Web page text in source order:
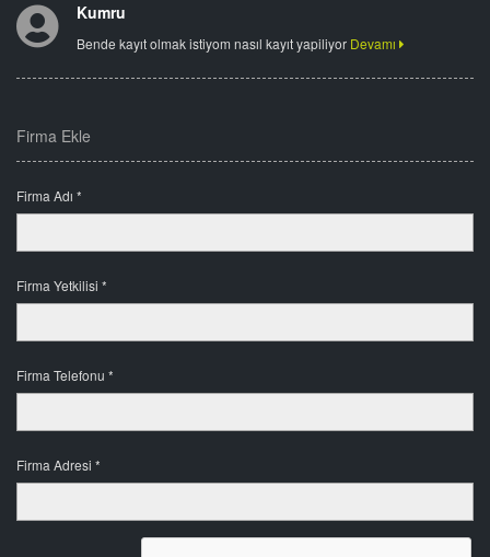
Kumru
Bende kayıt olmak istiyom nasıl kayıt yapiliyor Devamı
Firma Ekle
Firma Adı *
Firma Yetkilisi *
Firma Telefonu *
Firma Adresi *